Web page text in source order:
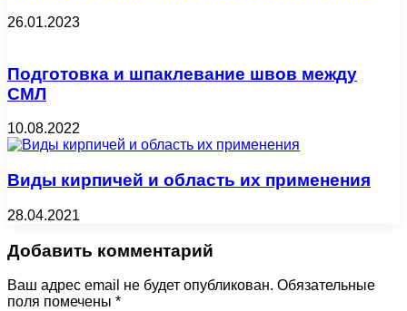
26.01.2023
Подготовка и шпаклевание швов между
СМЛ
10.08.2022
Виды кирпичей и область их применения
28.04.2021
Добавить комментарий
Ваш адрес email не будет опубликован. Обязательные
поля помечены *